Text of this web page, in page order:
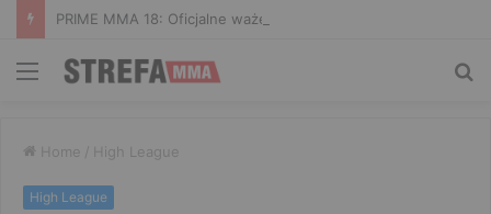
Menu
Home / High League
High League